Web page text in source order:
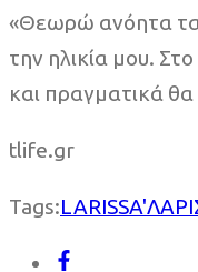
«Θεωρώ ανόητα τα
την ηλικία μου.
και πραγματικά
tlife.gr
Tags: